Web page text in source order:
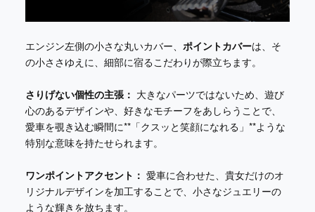
エンジン左側の小さな丸いカバー、 ポイントカバーは、そ
の小ささゆえに、細部に宿るこだわりが際立ちます。
さりげない個性の主張： 大きなパーツではないため、遊び
心のあるデザインや、好きなモチーフをあしらうことで、
愛車を覗き込む瞬間に**「クスッと笑顔になれる」**ような
特別な意味を持たせられます。
ワンポイントアクセント： 愛車に合わせた、貴女だけのオ
リジナルデザインを加工することで、小さなジュエリーの
ような輝きを放ちます。